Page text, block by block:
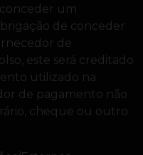
conceder um
de conceder
de
este será creditado
utilizado na
de pagamento não
cheque ou outro